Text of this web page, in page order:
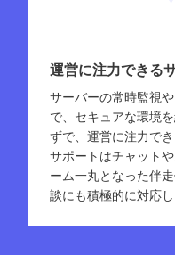
運営に注力できる
サーバーの常時監視
で、セキュアな環境
ずで、運営に注力でき
サポートはチャット
ーム一丸となった伴
談にも積極的に対応し